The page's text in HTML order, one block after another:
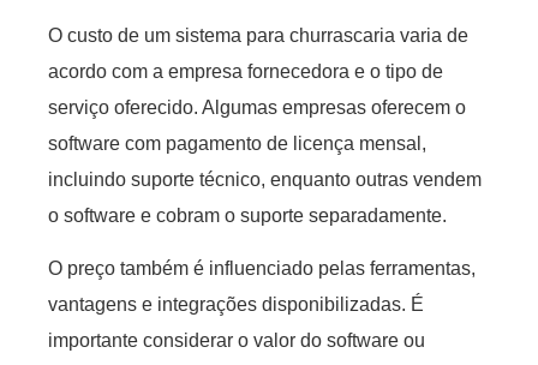
O custo de um sistema para churrascaria varia de
acordo com a empresa fornecedora e o tipo de
serviço oferecido. Algumas empresas oferecem o
software com pagamento de licença mensal,
incluindo suporte técnico, enquanto outras vendem
o software e cobram o suporte separadamente.
O preço também é influenciado pelas ferramentas,
vantagens e integrações disponibilizadas. É
importante considerar o valor do software ou